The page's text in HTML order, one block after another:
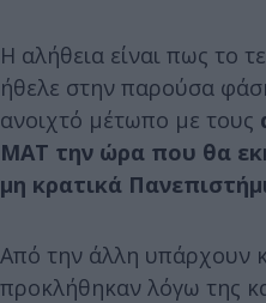
Η αλήθεια είναι πως το
ήθελε στην παρούσα
ανοιχτό μέτωπο με τους
ΜΑΤ την ώρα που θα
μη κρατικά
Από την άλλη υπάρχουν
προκλήθηκαν λόγω της